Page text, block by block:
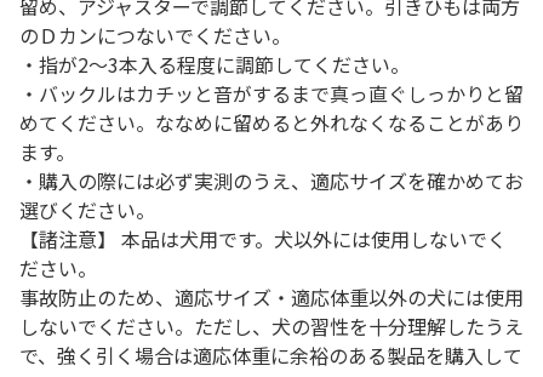
留め、アジャスターで調節してください。引きひもは両方
のＤカンにつないでください。
・指が2～3本入る程度に調節してください。
・バックルはカチッと音がするまで真っ直ぐしっかりと留
めてください。ななめに留めると外れなくなることがあり
ます。
・購入の際には必ず実測のうえ、適応サイズを確かめてお
選びください。
【諸注意】 本品は犬用です。犬以外には使用しないでく
ださい。
事故防止のため、適応サイズ・適応体重以外の犬には使用
しないでください。ただし、犬の習性を十分理解したうえ
で、強く引く場合は適応体重に余裕のある製品を購入して